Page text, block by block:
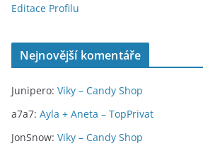
Editace Profilu
Nejnovější komentáře
Junipero: Viky – Candy Shop
a7a7: Ayla + Aneta – TopPrivat
JonSnow: Viky – Candy Shop